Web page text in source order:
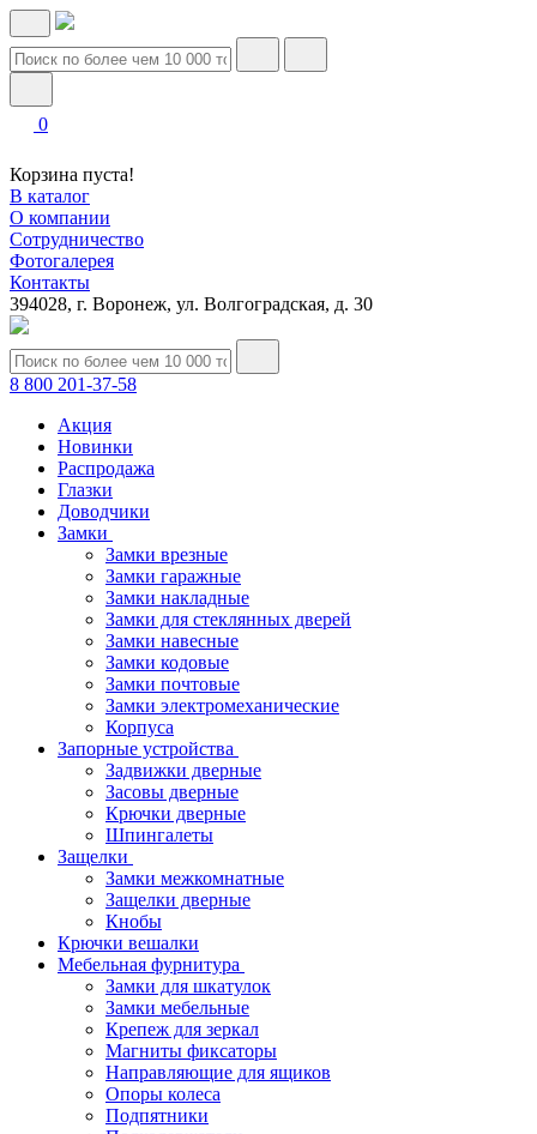
0
Корзина пуста!
В каталог
О компании
Сотрудничество
Фотогалерея
Контакты
394028, г. Воронеж, ул. Волгоградская, д. 30
8 800 201-37-58
Акция
Новинки
Распродажа
Глазки
Доводчики
Замки
Замки врезные
Замки гаражные
Замки накладные
Замки для стеклянных дверей
Замки навесные
Замки кодовые
Замки почтовые
Замки электромеханические
Корпуса
Запорные устройства
Задвижки дверные
Засовы дверные
Крючки дверные
Шпингалеты
Защелки
Замки межкомнатные
Защелки дверные
Кнобы
Крючки вешалки
Мебельная фурнитура
Замки для шкатулок
Замки мебельные
Крепеж для зеркал
Магниты фиксаторы
Направляющие для ящиков
Опоры колеса
Подпятники